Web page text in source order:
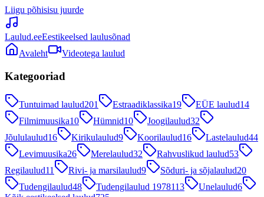
Liigu põhisisu juurde
Laulud.eeEestikeelsed laulusõnad
Avaleht
Videotega laulud
Kategooriad
Tuntuimad laulud201 Estraadiklassika19 EÜE laulud14
Filmimuusika10 Hümnid10 Joogilaulud32
Jõululaulud16 Kirikulaulud9 Koorilaulud16 Lastelaulud44
Levimuusika26 Merelaulud32 Rahvuslikud laulud53
Regilaulud11 Rivi- ja marsilaulud9 Sõduri- ja sõjalaulud20
Tudengilaulud48 Tudengilaulud 1978113 Unelaulud6